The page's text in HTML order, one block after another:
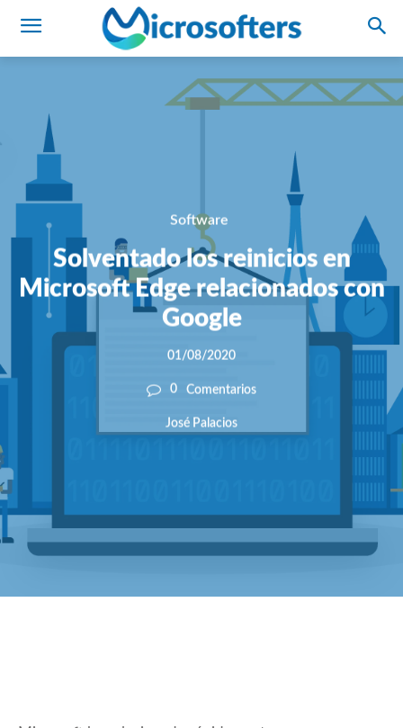
Software
Solventado los reinicios en
Microsoft Edge relacionados con
Google
01/08/2020
0 Comentarios
José Palacios